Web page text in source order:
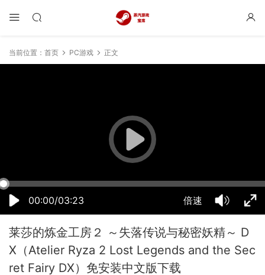
当前位置： 首页 PC游戏 正文
00:00/03:23 倍速
50% 75% 100%
莱莎的炼金工房２ ～失落传说与秘密妖精～ D
X（Atelier Ryza 2 Lost Legends and the Sec
ret Fairy DX）免安装中文版下载